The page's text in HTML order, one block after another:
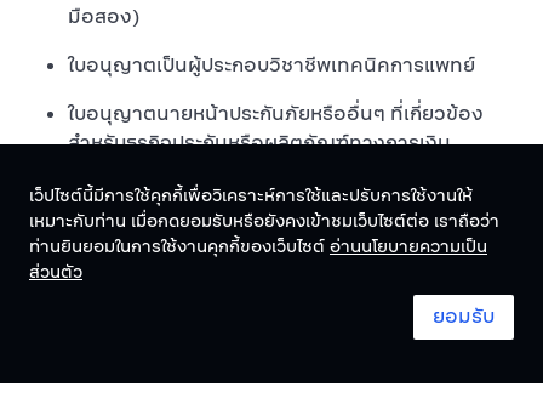
มือสอง)
ใบอนุญาตเป็นผู้ประกอบวิชาชีพเทคนิคการแพทย์
ใบอนุญาตนายหน้าประกันภัยหรืออื่นๆ ที่เกี่ยวข้อง
สำหรับธุรกิจประกันหรือผลิตภัณฑ์ทางการเงิน
ไทย
System status
เว็ปไซต์นี้มีการใช้คุกกี้เพื่อวิเคราะห์การใช้และปรับการใช้งานให้
เหมาะกับท่าน เมื่อกดยอมรับหรือยังคงเข้าชมเว็บไซต์ต่อ เราถือว่า
ท่านยินยอมในการใช้งานคุกกี้ของเว็บไซต์ อ่านนโยบายความเป็น
ส่วนตัว
ยอมรับ